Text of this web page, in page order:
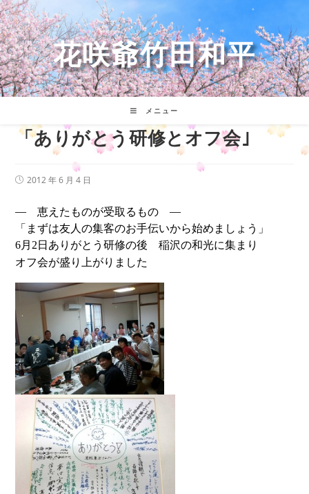
コ
ン
テ
ン
ツ
へ
ス
花咲爺竹田和平
メニュー
「ありがとう研修とオフ会｣
投
開
日:
2012 年 6 月 4 日
― 恵えたものが受取るもの ―
「まずは友人の集客のお手伝いから始めましょう」
6月2日ありがとう研修の後 稲沢の和光に集まり
オフ会が盛り上がりました